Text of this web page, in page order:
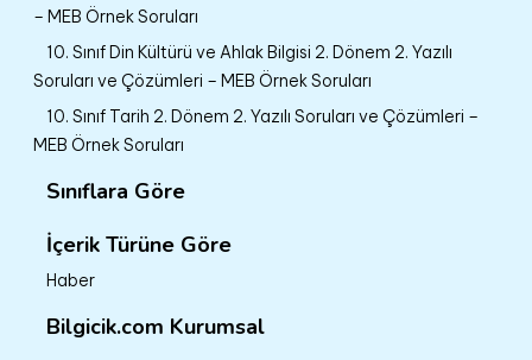
– MEB Örnek Soruları
10. Sınıf Din Kültürü ve Ahlak Bilgisi 2. Dönem 2. Yazılı
Soruları ve Çözümleri – MEB Örnek Soruları
10. Sınıf Tarih 2. Dönem 2. Yazılı Soruları ve Çözümleri –
MEB Örnek Soruları
Sınıflara Göre
İçerik Türüne Göre
Haber
Bilgicik.com Kurumsal